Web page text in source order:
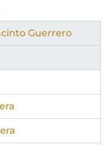
Guerrero